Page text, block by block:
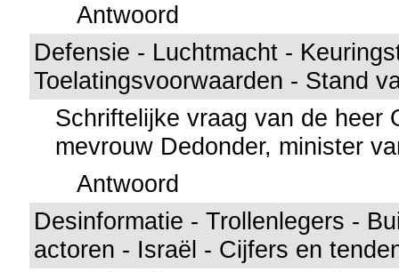
Antwoord
Defensie - Luchtmacht -
Toelatingsvoorwaarden - Stand
Schriftelijke vraag van de heer
mevrouw Dedonder, minister
Antwoord
Desinformatie - Trollenlegers -
actoren - Israël - Cijfers en